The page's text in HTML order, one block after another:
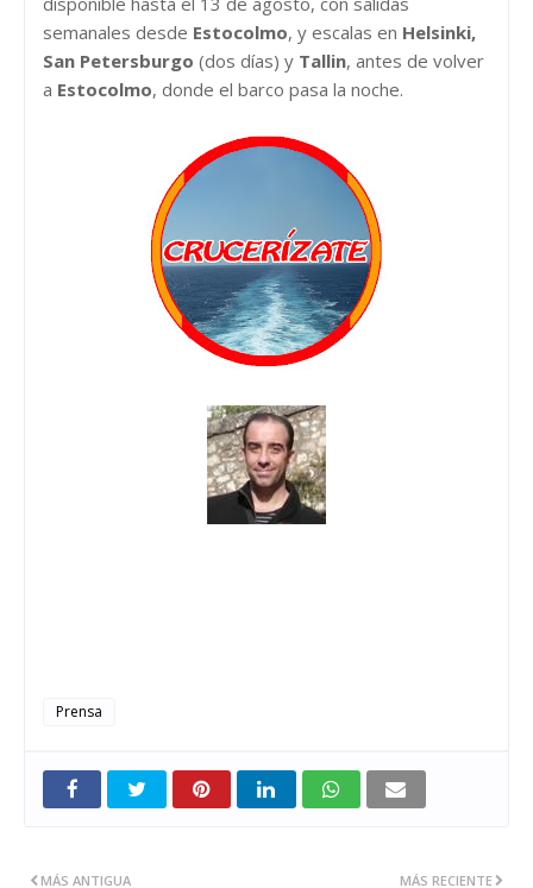
semanales desde Estocolmo, y escalas en Helsinki,
San Petersburgo (dos días) y Tallin, antes de volver
a Estocolmo, donde el barco pasa la noche.
Prensa
MÁS RECIENTE
MÁS ANTIGUA